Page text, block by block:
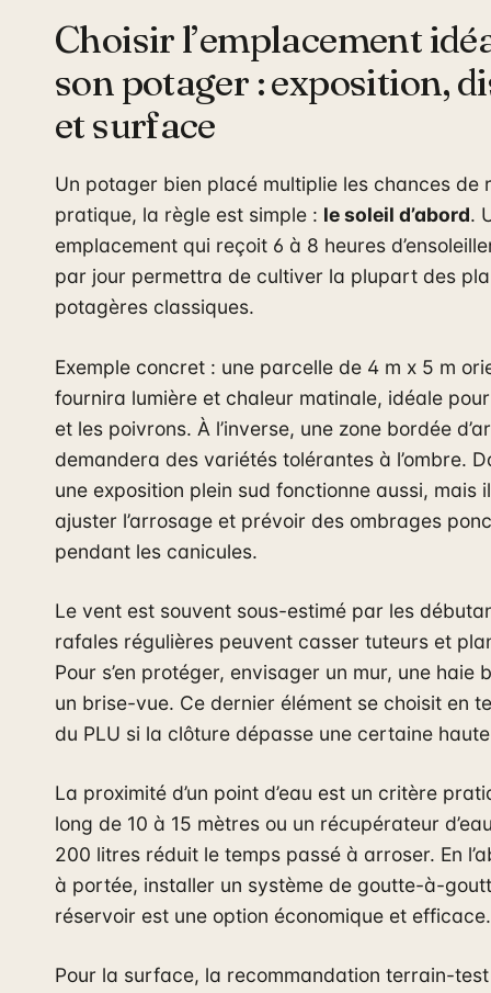
Choisir l’emplacement
son potager : exposition,
et surface
Un potager bien placé multiplie les chances de
pratique, la règle est simple : le soleil d’abord.
emplacement qui reçoit 6 à 8 heures
par jour permettra de cultiver la plupart des
potagères classiques.
Exemple concret : une parcelle de 4 m x 5 m
fournira lumière et chaleur matinale, idéale
et les poivrons. À l’inverse, une zone bordée
demandera des variétés tolérantes à l’ombre.
une exposition plein sud fonctionne aussi, mais
ajuster l’arrosage et prévoir des ombrages
pendant les canicules.
Le vent est souvent sous-estimé par les
rafales régulières peuvent casser tuteurs et
Pour s’en protéger, envisager un mur, une haie
un brise-vue. Ce dernier élément se choisit en
du PLU si la clôture dépasse une certaine
La proximité d’un point d’eau est un critère
long de 10 à 15 mètres ou un récupérateur
200 litres réduit le temps passé à arroser. En
à portée, installer un système de goutte-à-
réservoir est une option économique et efficace.
Pour la surface, la recommandation terrain-